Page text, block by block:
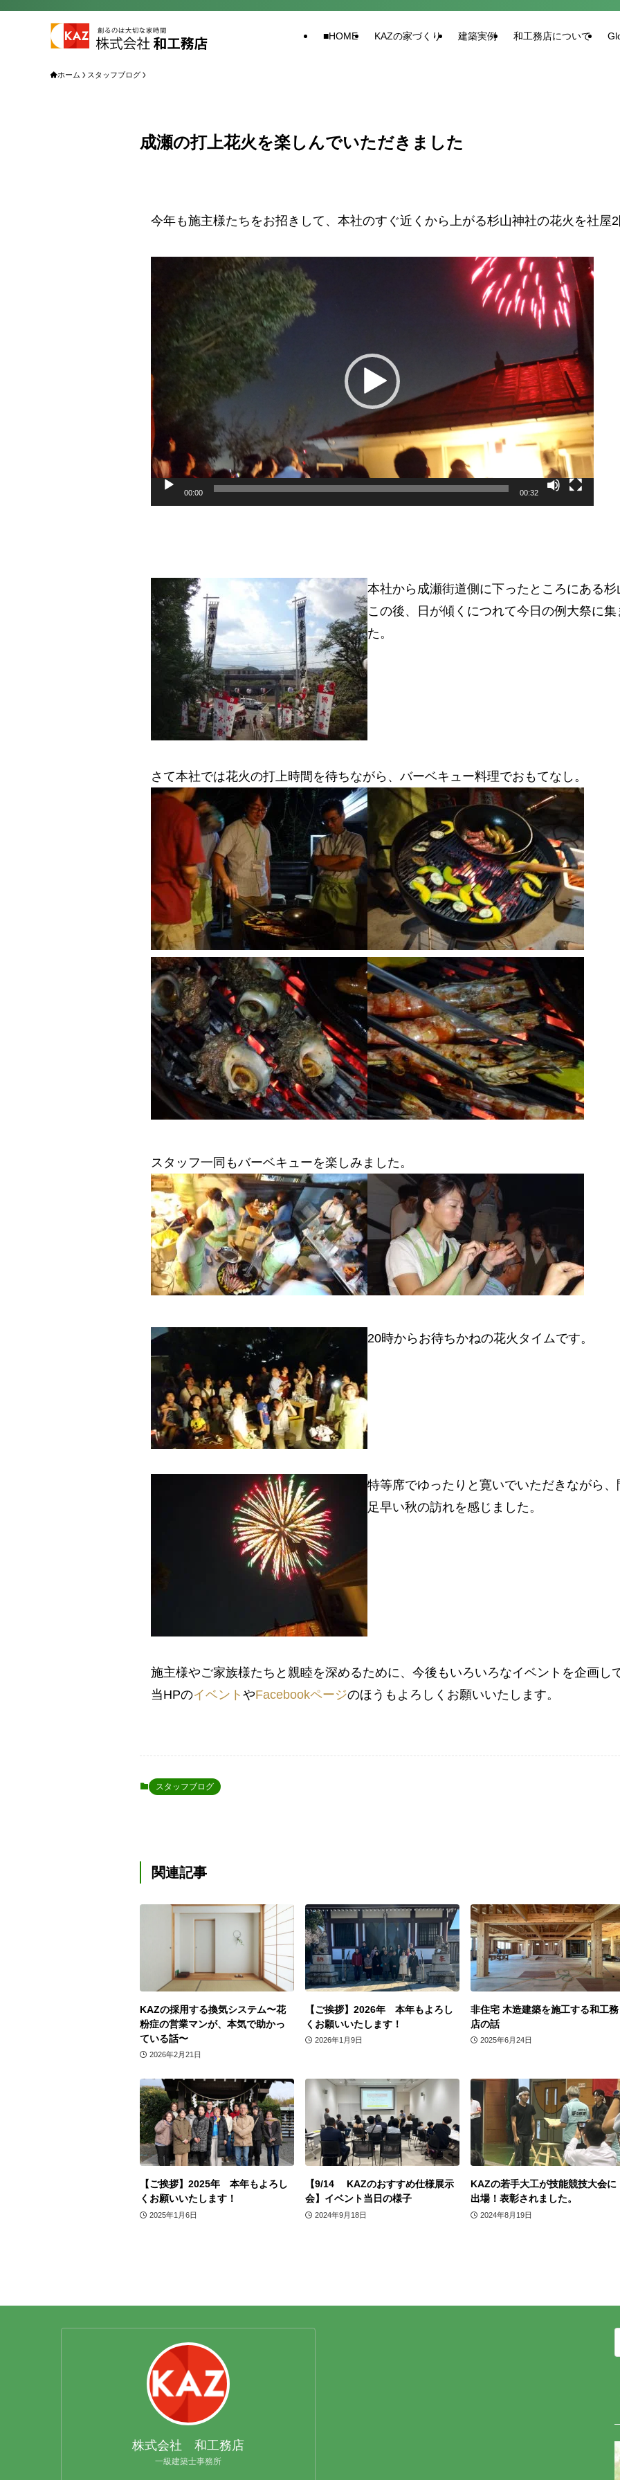
■HOME KAZの家づくり 建築実例 和工務店について
ホーム スタッフブログ
成瀬の打上花火を楽しんでいただきました
今年も施主様たちをお招きして、本社のすぐ近くから上がる杉山神社の花火を社屋2
ヤ
00:00 00:32
本社から成瀬街道側に下ったところにある杉
この後、日が傾くにつれて今日の例大祭に
た。
さて本社では花火の打上時間を待ちながら、バーベキュー料理でおもてなし。
スタッフ一同もバーベキューを楽しみました。
20時からお待ちかねの花火タイムです。
特等席でゆったりと寛いでいただきながら
足早い秋の訪れを感じました。
施主様やご家族様たちと親睦を深めるために、今後もいろいろなイベントを企画し
当HPのイベント やFacebookページのほうもよろしくお願いいたします。
スタッフブログ
関連記事
KAZの採用する換気システム〜花
粉症の営業マンが、本気で助かっ
ている話〜
2026年2月21日
【ご挨拶】2026年 本年もよろし
くお願いいたします！
2026年1月9日
非住宅 木造建築を施工する和工務
店の話
2025年6月24日
【ご挨拶】2025年 本年もよろし
くお願いいたします！
2025年1月6日
【9/14 KAZのおすすめ仕様展示
会】イベント当日の様子
2024年9月18日
KAZの若手大工が技能競技大会に
出場！表彰されました。
2024年8月19日
株式会社 和工務店
一級建築士事務所